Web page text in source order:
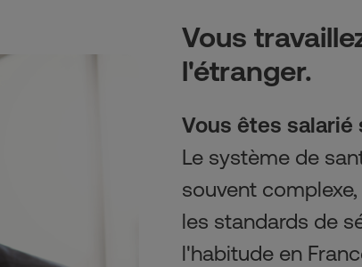
Vous
l'étranger.
Vous êtes
Le système de
souvent
les standards de
l'habitude en